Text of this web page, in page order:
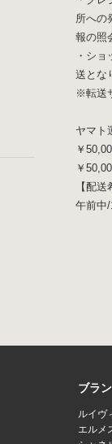
所への
報の照
・シ
送とな
※転送
ヤマト
￥
￥
【配
午前中/
ブラ
ルイヴ
エルメ